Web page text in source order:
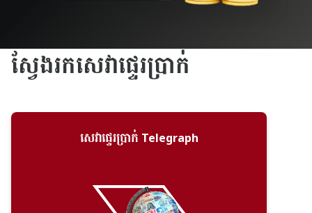
ស្វែង​រក​សេវា​ផ្ទេរ​ប្រាក់
សេវាផ្ទេរប្រាក់ Telegraph